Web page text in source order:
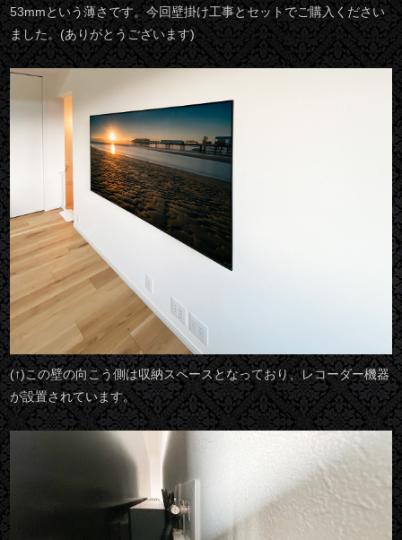
53mmという薄さです。今回壁掛け工事とセットでご購入ください
ました。(ありがとうございます)
(↑)この壁の向こう側は収納スペースとなっており、レコーダー機器
が設置されています。